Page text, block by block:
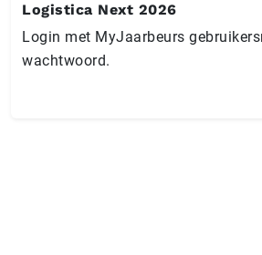
Logistica Next 2026
Login met MyJaarbeurs
wachtwoord.